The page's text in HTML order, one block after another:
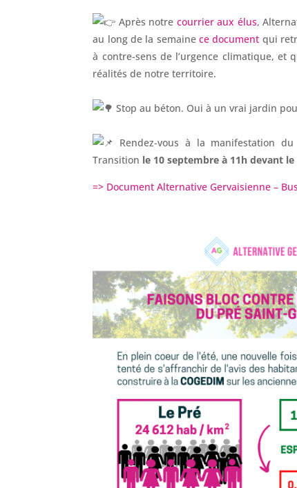
Après notre courrier aux élus,
au long de la semaine ce document qui
à contre-sens de l’urgence climatique, et
réalités de notre territoire.
Stop au béton. Oui à un vrai jardin
Rendez-vous à la manifestation
Transition le 10 septembre à 11h devant
=> Document Alternative Gervaisienne –